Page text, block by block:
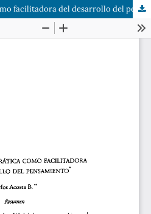
La pregunta socráctica como facilitadora del desarrollo del pensamiento